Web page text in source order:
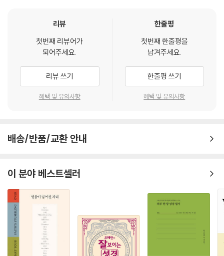
리뷰
첫번째 리뷰어가
되어주세요.
리뷰 쓰기
혜택 및 유의사항
한줄평
첫번째 한줄평을
남겨주세요.
한줄평 쓰기
혜택 및 유의사항
배송/반품/교환 안내
이 분야 베스트셀러